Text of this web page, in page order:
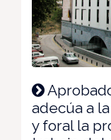
adecúa a
y foral la